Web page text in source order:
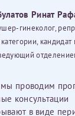
благодарность
Словами не
Благодаря ему
пол года. Ринат
исполнил нашу
не получалось
Ринат
гинеколог,
проводим
консультации
в виде